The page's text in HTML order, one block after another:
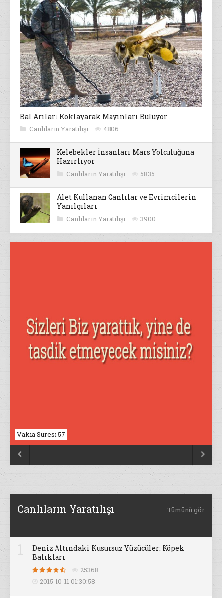
Bal Arıları Koklayarak Mayınları Buluyor
Canlıların Yaratılışı 4806
Kelebekler İnsanları Mars Yolculuğuna
Hazırlıyor
Canlıların Yaratılışı 5835
Alet Kullanan Canlılar ve Evrimcilerin
Yanılgıları
Canlıların Yaratılışı 3900
Vakıa Suresi 57
Nahl Suresi 17
 
Canlıların Yaratılışı Tümünü gör
Deniz Altındaki Kusursuz Yüzücüler: Köpek
Balıkları
25368
2015-10-11 01:30:58